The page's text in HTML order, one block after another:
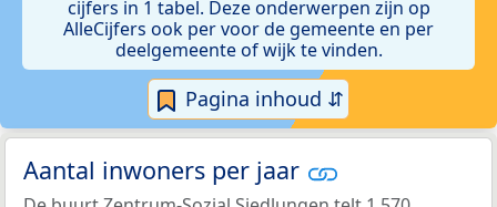
cijfers in 1 tabel. Deze onderwerpen zijn op
AlleCijfers ook per voor de gemeente en per
deelgemeente of wijk te vinden.
Pagina inhoud ⇵
Aantal inwoners per jaar